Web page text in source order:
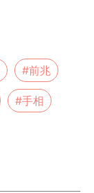
#前兆
#手相